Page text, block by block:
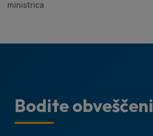
ministrica
Bodite obveščeni